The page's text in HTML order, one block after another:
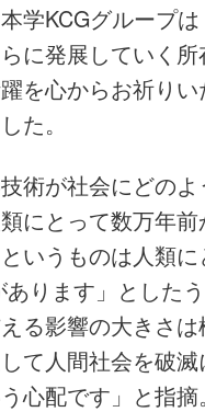
学KCGグループ
に発展していく
を心からお祈り
た。
術が社会にどの
にとって数万年
いうものは人類
ります」とした
る影響の大きさ
て人間社会を破
心配です」と指